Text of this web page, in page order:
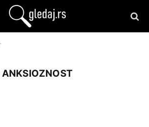
ANKSIOZNOST